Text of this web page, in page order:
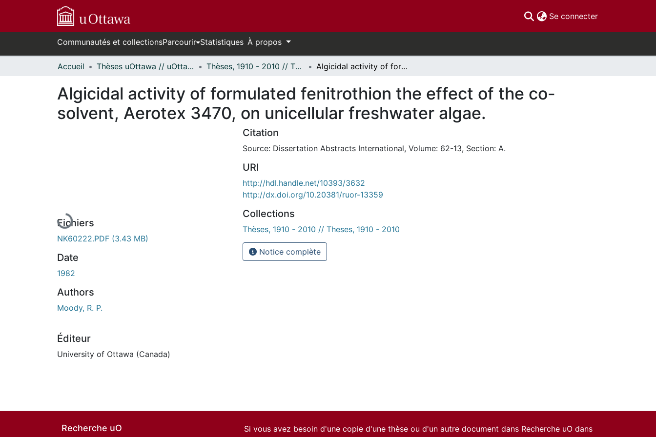
Se connecter(current)
Communautés et collectionsParcourir Statistiques À propos
Accueil Thèses uOttawa // uOttawa Theses Thèses, 1910 - 2010 // Theses, 1910 - 2010 Algicidal activity of formulated fenitrothion the effect of the co-solvent, Aerotex 3470, on unicellular freshwater algae.
Algicidal activity of formulated fenitrothion the effect of the co-
solvent, Aerotex 3470, on unicellular freshwater algae.
En cours de chargement...
Fichiers
NK60222.PDF (3.43 MB)
Date
1982
Authors
Moody, R. P.
Éditeur
University of Ottawa (Canada)
Citation
Source: Dissertation Abstracts International, Volume: 62-13, Section: A.
URI
http://hdl.handle.net/10393/3632
http://dx.doi.org/10.20381/ruor-13359
Collections
Thèses, 1910 - 2010 // Theses, 1910 - 2010
Notice complète
Recherche uO
Si vous avez besoin d'une copie d'une thèse ou d'un autre document dans Recherche uO dans